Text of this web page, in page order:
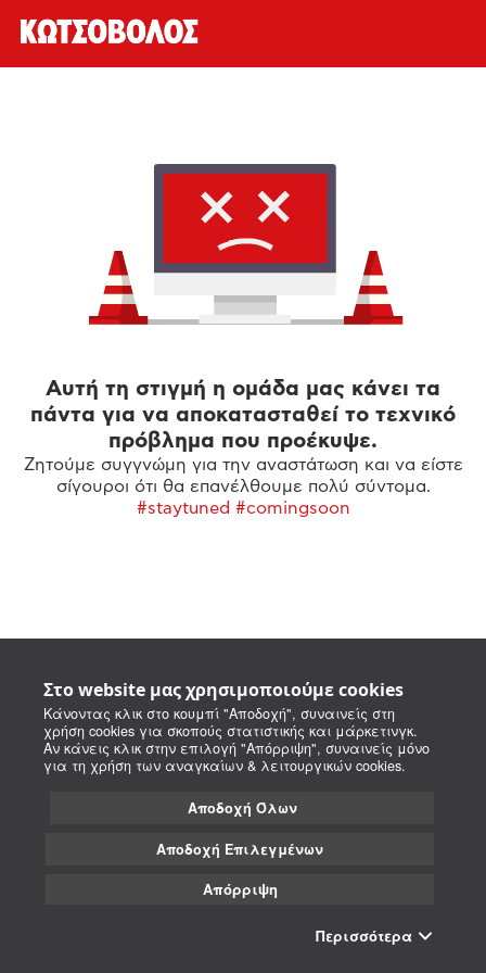
Στο website μας χρησιμοποιούμε cookies
Κάνοντας κλικ στο κουμπί "Αποδοχή", συναινείς στη
χρήση cookies για σκοπούς στατιστικής και μάρκετινγκ.
Αν κάνεις κλικ στην επιλογή "Απόρριψη", συναινείς μόνο
για τη χρήση των αναγκαίων & λειτουργικών cookies.
Αποδοχή Όλων
Αποδοχή Επιλεγμένων
Απόρριψη
Περισσότερα
Αυτή τη στιγμή η ομάδα μας κάνει τα
πάντα για να αποκατασταθεί το τεχνικό
πρόβλημα που προέκυψε.
Ζητούμε συγγνώμη για την αναστάτωση και να είστε
σίγουροι ότι θα επανέλθουμε πολύ σύντομα.
#staytuned #comingsoon